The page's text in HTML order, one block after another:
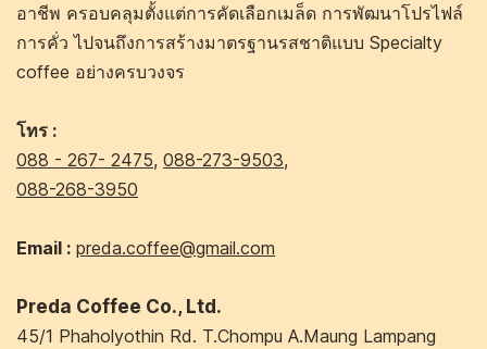
อาชีพ ครอบคลุมตั้งแต่การคัดเลือกเมล็ด การพัฒนาโปรไฟล์
การคั่ว ไปจนถึงการสร้างมาตรฐานรสชาติแบบ Specialty
coffee อย่างครบวงจร
โทร :
088 - 267- 2475, 088-273-9503,
088-268-3950
Email : preda.coffee@gmail.com
Preda Coffee Co., Ltd.
45/1 Phaholyothin Rd. T.Chompu A.Maung Lampang